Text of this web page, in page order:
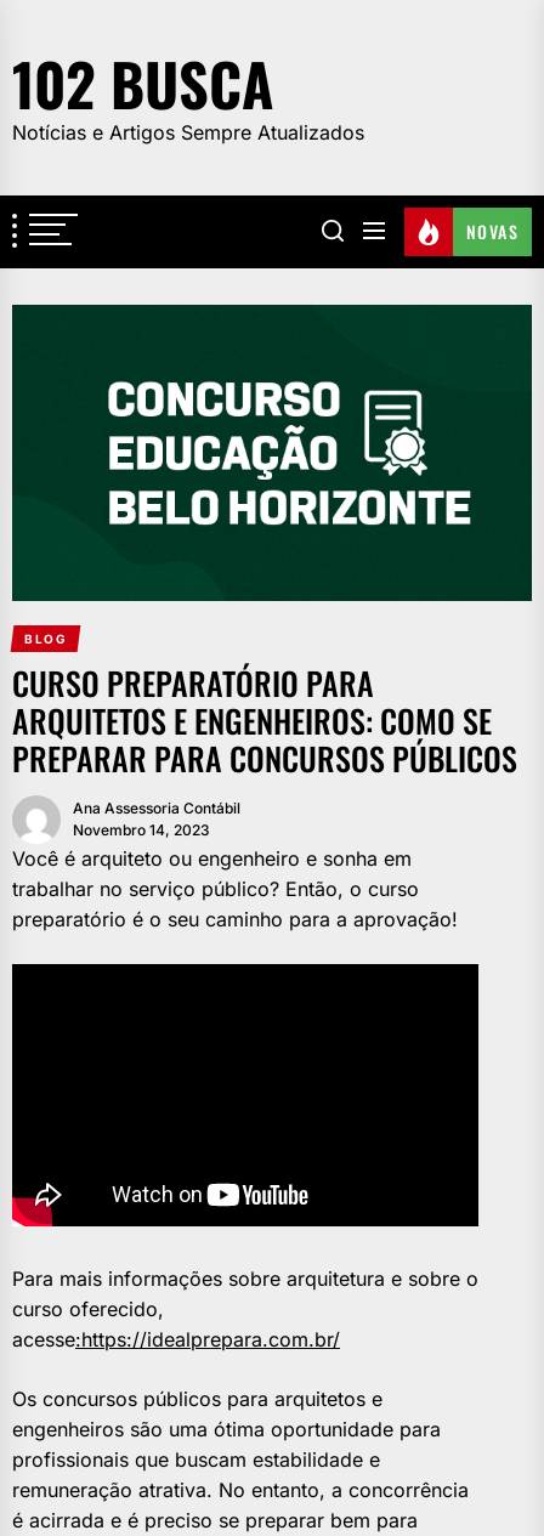
the
content
102 BUSCA
Notícias e Artigos Sempre Atualizados
NOVAS
BLOG
CURSO PREPARATÓRIO PARA
ARQUITETOS E ENGENHEIROS: COMO SE
PREPARAR PARA CONCURSOS PÚBLICOS
Ana Assessoria Contábil
Novembro 14, 2023
Você é arquiteto ou engenheiro e sonha em
trabalhar no serviço público? Então, o curso
preparatório é o seu caminho para a aprovação!
Para mais informações sobre arquitetura e sobre o
curso oferecido,
acesse:https://idealprepara.com.br/
Os concursos públicos para arquitetos e
engenheiros são uma ótima oportunidade para
profissionais que buscam estabilidade e
remuneração atrativa. No entanto, a concorrência
é acirrada e é preciso se preparar bem para